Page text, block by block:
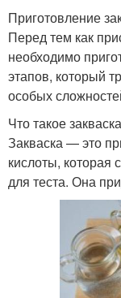
Приготовление
Перед тем как
необходимо
этапов, который
особых
Что такое
Закваска — это
кислоты, которая
для теста. Она